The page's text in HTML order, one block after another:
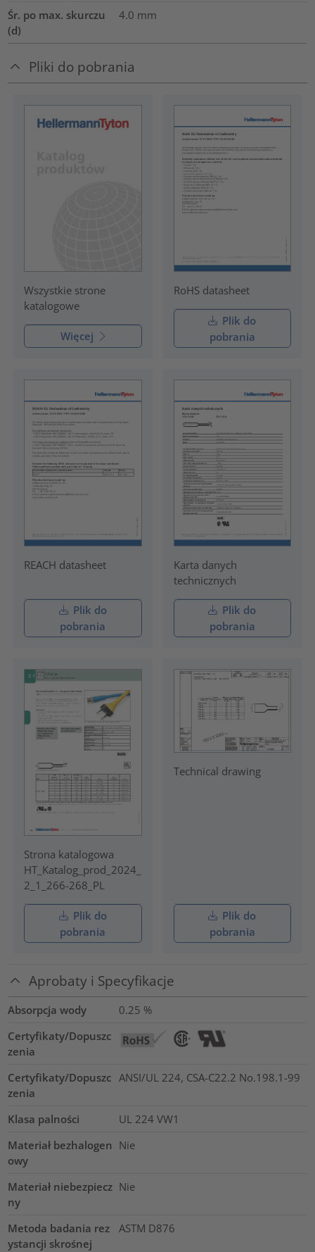
Śr. po max. skurczu
(d)
4.0 mm
Pliki do pobrania
Wszystkie strone
katalogowe
Więcej
RoHS datasheet
Plik do
pobrania
REACH datasheet
Plik do
pobrania
Karta danych
technicznych
Plik do
pobrania
Strona katalogowa
HT_Katalog_prod_2024_
2_1_266-268_PL
Plik do
pobrania
Technical drawing
Plik do
pobrania
Aprobaty i Specyfikacje
Absorpcja wody 0.25 %
Certyfikaty/Dopuszc
zenia
Certyfikaty/Dopuszc
zenia
ANSI/UL 224, CSA-C22.2 No.198.1-99
Klasa palności
UL 224 VW1
Materiał bezhalogen
owy
Nie
Materiał niebezpiecz
ny
Nie
Metoda badania rez
ystancji skrośnej
ASTM D876